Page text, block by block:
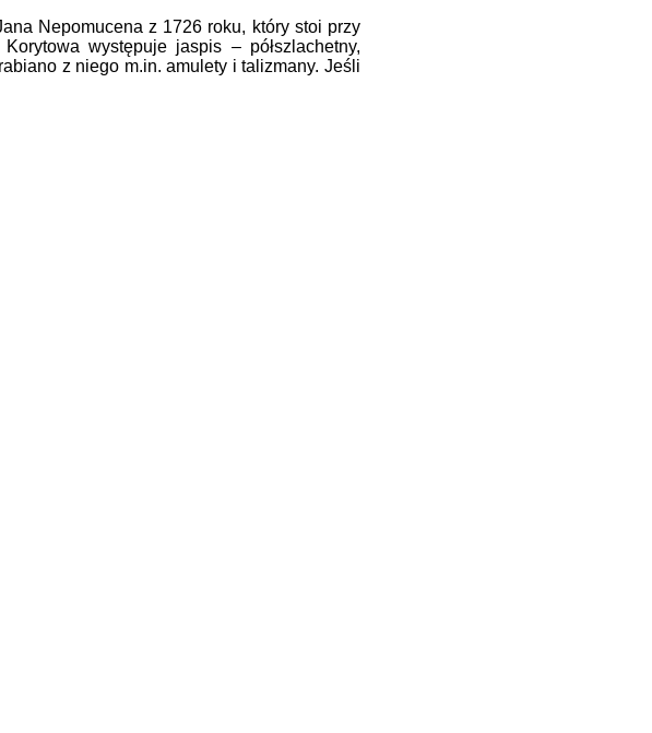
Nepomucena z 1726 roku, który stoi przy
występuje jaspis – półszlachetny,
z niego m.in. amulety i talizmany. Jeśli